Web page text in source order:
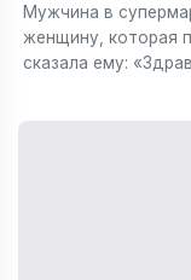
Мужчина в
женщину, которая
сказала ему: